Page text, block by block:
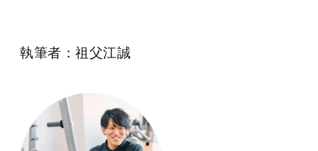
執筆者：祖父江誠